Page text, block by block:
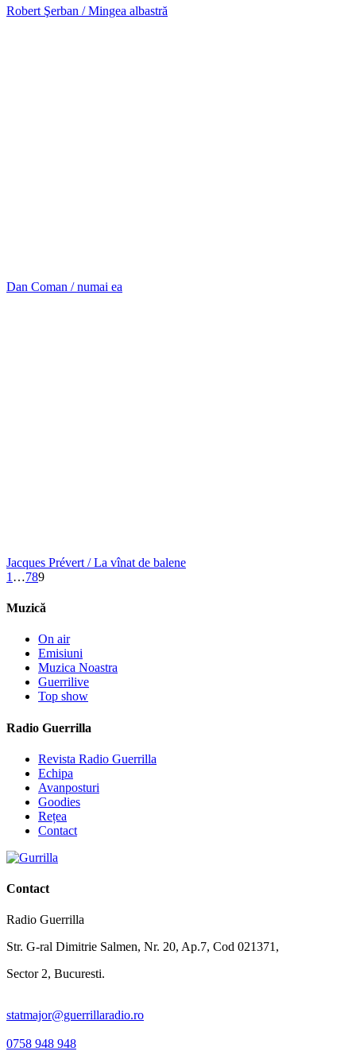
Robert Şerban / Mingea albastră
Dan Coman / numai ea
Jacques Prévert / La vînat de balene
1 …789
Muzică
On air
Emisiuni
Muzica Noastra
Guerrilive
Top show
Radio Guerrilla
Revista Radio Guerrilla
Echipa
Avanposturi
Goodies
Rețea
Contact
Contact
Radio Guerrilla
Str. G-ral Dimitrie Salmen, Nr. 20, Ap.7, Cod 021371,
Sector 2, Bucuresti.
statmajor@guerrillaradio.ro
0758 948 948